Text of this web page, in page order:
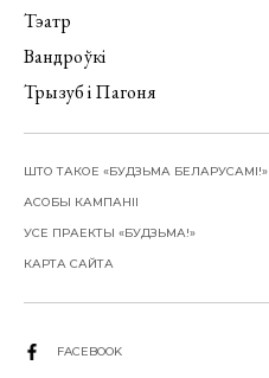
Тэатр
Вандроўкі
Трызуб і Пагоня
ШТО ТАКОЕ «БУДЗЬМА БЕЛАРУСАМІ!»
АСОБЫ КАМПАНІІ
УСЕ ПРАЕКТЫ «БУДЗЬМА!»
КАРТА САЙТА
FACEBOOK